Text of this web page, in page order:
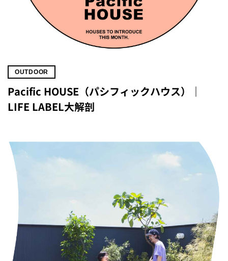
OUTDOOR
Pacific HOUSE（パシフィックハウス）｜
LIFE LABEL大解剖